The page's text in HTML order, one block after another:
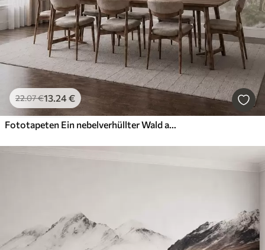
22.07€13.24€
Fototapeten Ein nebelverhüllter Wald an ruhigem Wasser in sanften, natürlichen Pastelltönen